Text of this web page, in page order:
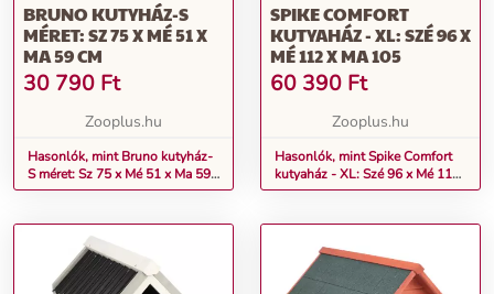
BRUNO KUTYHÁZ-S
MÉRET: SZ 75 X MÉ 51 X
MA 59 CM
30 790 Ft
Zooplus.hu
Hasonlók, mint Bruno kutyház-
S méret: Sz 75 x Mé 51 x Ma 59
cm
SPIKE COMFORT
KUTYAHÁZ - XL: SZÉ 96 X
MÉ 112 X MA 105
60 390 Ft
Zooplus.hu
Hasonlók, mint Spike Comfort
kutyaház - XL: Szé 96 x Mé 112
x Ma 105